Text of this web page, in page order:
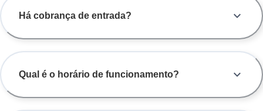
Há cobrança de entrada?
Qual é o horário de funcionamento?